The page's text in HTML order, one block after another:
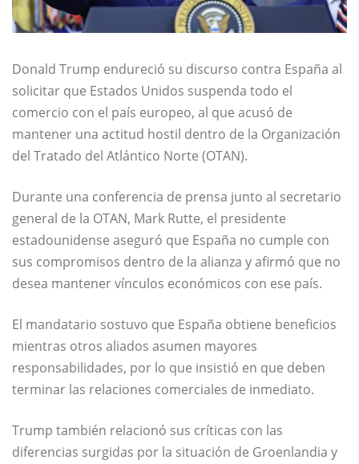
Donald Trump endureció su discurso contra España al
solicitar que Estados Unidos suspenda todo el
comercio con el país europeo, al que acusó de
mantener una actitud hostil dentro de la Organización
del Tratado del Atlántico Norte (OTAN).
Durante una conferencia de prensa junto al secretario
general de la OTAN, Mark Rutte, el presidente
estadounidense aseguró que España no cumple con
sus compromisos dentro de la alianza y afirmó que no
desea mantener vínculos económicos con ese país.
El mandatario sostuvo que España obtiene beneficios
mientras otros aliados asumen mayores
responsabilidades, por lo que insistió en que deben
terminar las relaciones comerciales de inmediato.
Trump también relacionó sus críticas con las
diferencias surgidas por la situación de Groenlandia y